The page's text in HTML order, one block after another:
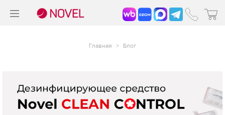
Главная > Блог